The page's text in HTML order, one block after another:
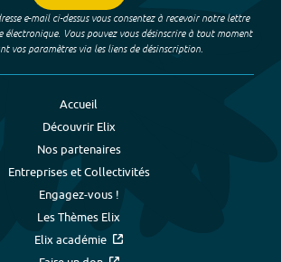
e-mail ci-dessus vous consentez à recevoir notre lettre
électronique. Vous pouvez vous désinscrire à tout moment
vos paramètres via les liens de désinscription.
Accueil
Découvrir Elix
Nos partenaires
Entreprises et Collectivités
Engagez-vous !
Les Thèmes Elix
Elix académie